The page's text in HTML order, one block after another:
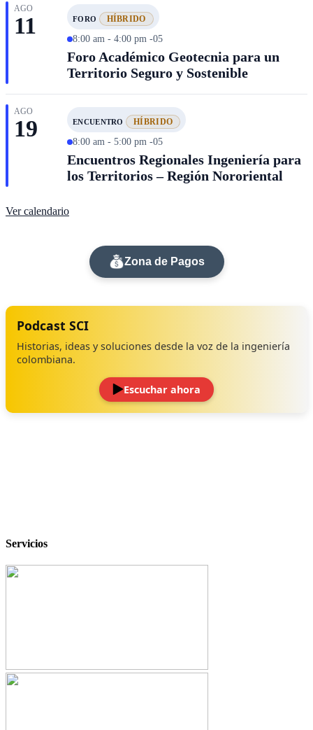
AGO
11 FORO HÍBRIDO
8:00 am - 4:00 pm -05
Foro Académico Geotecnia para un
Territorio Seguro y Sostenible
AGO
19 ENCUENTRO HÍBRIDO
8:00 am - 5:00 pm -05
Encuentros Regionales Ingeniería para
los Territorios – Región Nororiental
Ver calendario
Zona de Pagos
Podcast SCI
Historias, ideas y soluciones desde la voz de la ingeniería
colombiana.
Escuchar ahora
Servicios